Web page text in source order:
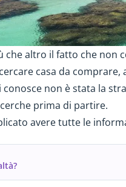
che altro il fatto che non
casa da
non è stata la
prima di partire.
avere tutte le